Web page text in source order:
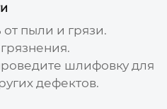
пыли и грязи.
шлифовку для
дефектов.